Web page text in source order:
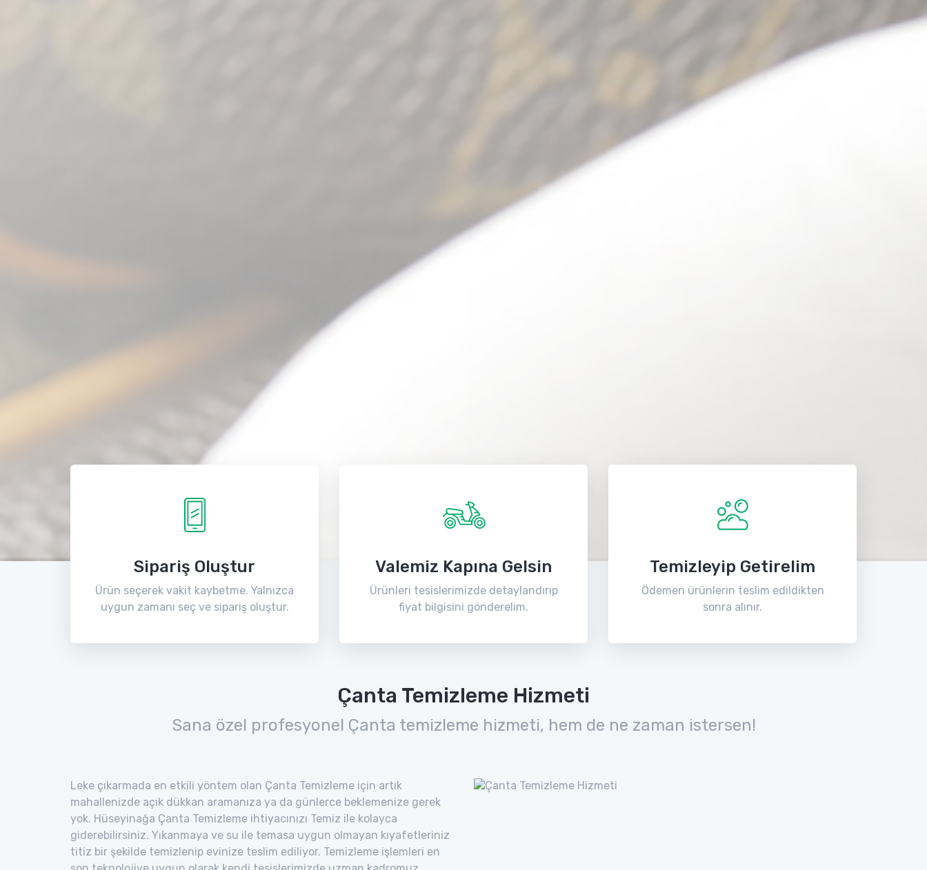
Sipariş Oluştur
Ürün seçerek vakit kaybetme. Yalnızca
uygun zamanı seç ve sipariş oluştur.
Valemiz Kapına Gelsin
Ürünleri tesislerimizde detaylandırıp
fiyat bilgisini gönderelim.
Temizleyip Getirelim
Ödemen ürünlerin teslim edildikten
sonra alınır.
Çanta Temizleme Hizmeti
Sana özel profesyonel Çanta temizleme hizmeti, hem de ne zaman istersen!
Leke çıkarmada en etkili yöntem olan Çanta Temizleme için artık
mahallenizde açık dükkan aramanıza ya da günlerce beklemenize gerek
yok. Hüseyinağa Çanta Temizleme ihtiyacınızı Temiz ile kolayca
giderebilirsiniz. Yıkanmaya ve su ile temasa uygun olmayan kıyafetleriniz
titiz bir şekilde temizlenip evinize teslim ediliyor. Temizleme işlemleri en